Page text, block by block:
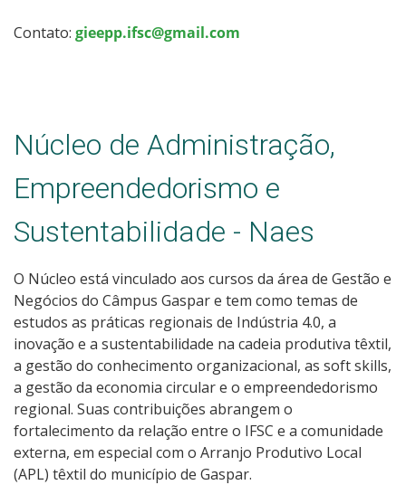
Contato: gieepp.ifsc@gmail.com
Núcleo de Administração,
Empreendedorismo e
Sustentabilidade - Naes
O Núcleo está vinculado aos cursos da área de Gestão e
Negócios do Câmpus Gaspar e tem como temas de
estudos as práticas regionais de Indústria 4.0, a
inovação e a sustentabilidade na cadeia produtiva têxtil,
a gestão do conhecimento organizacional, as soft skills,
a gestão da economia circular e o empreendedorismo
regional. Suas contribuições abrangem o
fortalecimento da relação entre o IFSC e a comunidade
externa, em especial com o Arranjo Produtivo Local
(APL) têxtil do município de Gaspar.